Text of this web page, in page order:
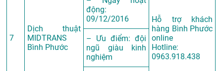
7
Dịch thuật
MIDTRANS
Bình Phước
Hỗ trợ khách
hàng Bình Phước
online
Hotline:
0963.918.438
động:
09/12/2016
– Ưu điểm: đội
ngũ giàu kinh
nghiệm